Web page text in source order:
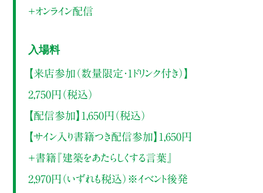
＋オンライン配信
入場料
【来店参加（数量限定・1ドリンク付き）】
2,750円（税込）
【配信参加】1,650円（税込）
【サイン入り書籍つき配信参加】1,650円
＋書籍『建築をあたらしくする言葉』
2,970円（いずれも税込）※イベント後発